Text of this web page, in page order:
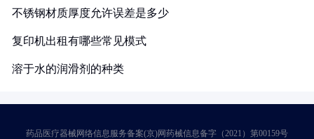
不锈钢材质厚度允许误差是多少
复印机出租有哪些常见模式
溶于水的润滑剂的种类
药品医疗器械网络信息服务备案(京)网药械信息备字（2021）第00159号